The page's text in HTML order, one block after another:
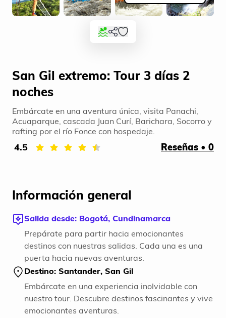
San Gil extremo: Tour 3 días 2
noches
Embárcate en una aventura única, visita Panachi,
Acuaparque, cascada Juan Curí, Barichara, Socorro y
rafting por el río Fonce con hospedaje.
4.5 Reseñas • 0
Información general
Salida desde: Bogotá, Cundinamarca
Prepárate para partir hacia emocionantes
destinos con nuestras salidas. Cada una es una
puerta hacia nuevas aventuras.
Destino: Santander, San Gil
Embárcate en una experiencia inolvidable con
nuestro tour. Descubre destinos fascinantes y vive
emocionantes aventuras.